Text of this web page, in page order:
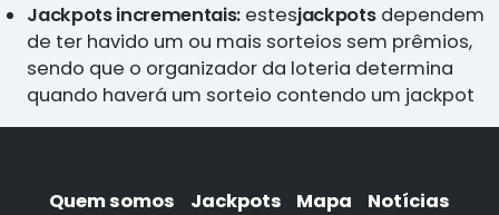
Jackpots incrementais: estesjackpotsdependem
de ter havido um ou mais sorteios sem prêmios,
sendo que o organizador da loteria determina
quando haverá um sorteio contendo um jackpot
Quem somos Jackpots Mapa
Notícias